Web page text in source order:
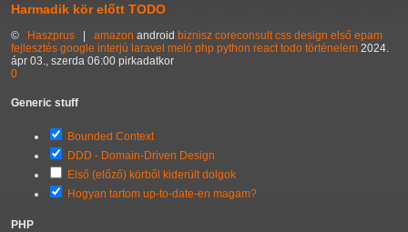
Harmadik kör előtt TODO
© Haszprus amazon android biznisz coreconsult css design első epam
fejlesztés google interjú laravel meló php python react todo történelem 2024.
ápr 03., szerda 06:00 pirkadatkor
0
Generic stuff
Bounded Context
DDD - Domain-Driven Design
Első (előző) körből kiderült dolgok
Hogyan tartom up-to-date-en magam?
PHP